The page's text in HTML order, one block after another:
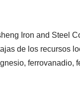
Iron and Steel
de los recursos
ferrovanadio,